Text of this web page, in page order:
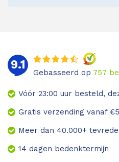
9.1
Gebasseerd op 757
Vóór 23:00 uur besteld,
Gratis verzending vanaf
Meer dan 40.000+
14 dagen bedenktermijn